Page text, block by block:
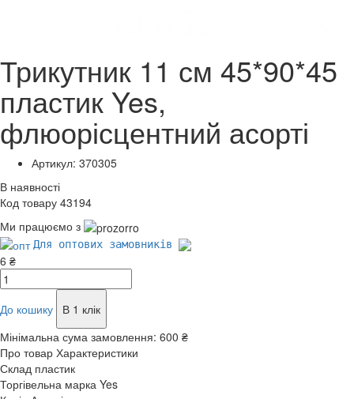
Трикутник 11 см 45*90*45
пластик Yes,
флюорісцентний асорті
Артикул: 370305
В наявності
Код товару 43194
Ми працюємо з
Для оптових замовників
6 ₴
До кошику
В 1 клік
Мінімальна сума замовлення: 600 ₴
Про товар Характеристики
Склад пластик
Торгівельна марка Yes